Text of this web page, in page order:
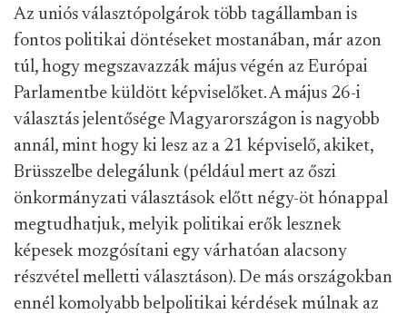
Az uniós választópolgárok több tagállamban is
fontos politikai döntéseket mostanában, már azon
túl, hogy megszavazzák május végén az Európai
Parlamentbe küldött képviselőket. A május 26-i
választás jelentősége Magyarországon is nagyobb
annál, mint hogy ki lesz az a 21 képviselő, akiket,
Brüsszelbe delegálunk (például mert az őszi
önkormányzati választások előtt négy-öt hónappal
megtudhatjuk, melyik politikai erők lesznek
képesek mozgósítani egy várhatóan alacsony
részvétel melletti választáson). De más országokban
ennél komolyabb belpolitikai kérdések múlnak az